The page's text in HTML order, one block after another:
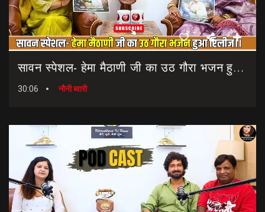
सावन स्पेशल- हेमा मैठाणी जी का उठ गौरा भजन हुआ रिलीज।। Sawan Special Bhajan || Uth Gaura Bhajan
30:06 नौनी ब्वारी